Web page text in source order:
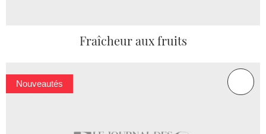
Fraîcheur aux fruits
Nouveautés